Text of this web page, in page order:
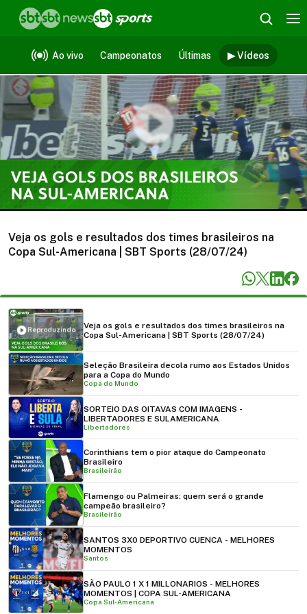
Ao vivo Campeonatos Últimas ▶ Vídeos
Vídeos
Veja os gols e resultados dos times brasileiros na
Copa Sul-Americana | SBT Sports (28/07/24)
Reproduzindo
Veja os gols e resultados dos times brasileiros na
Copa Sul-Americana | SBT Sports (28/07/24)
Seleção Brasileira decola rumo aos Estados Unidos
para a Copa do Mundo
Copa do Mundo
SORTEIO DAS OITAVAS COM IMAGENS -
LIBERTADORES E SULAMERICANA
Libertadores
Corinthians tem o pior ataque do Campeonato
Brasileiro
Brasileirão
Flamengo ou Palmeiras: quem será o grande
campeão brasileiro?
Brasileirão
SANTOS 3X0 DEPORTIVO CUENCA - MELHORES
MOMENTOS
Santos
SÃO PAULO 1 X 1 MILLONARIOS - MELHORES
MOMENTOS | COPA SUL-AMERICANA
Copa Sul-Americana